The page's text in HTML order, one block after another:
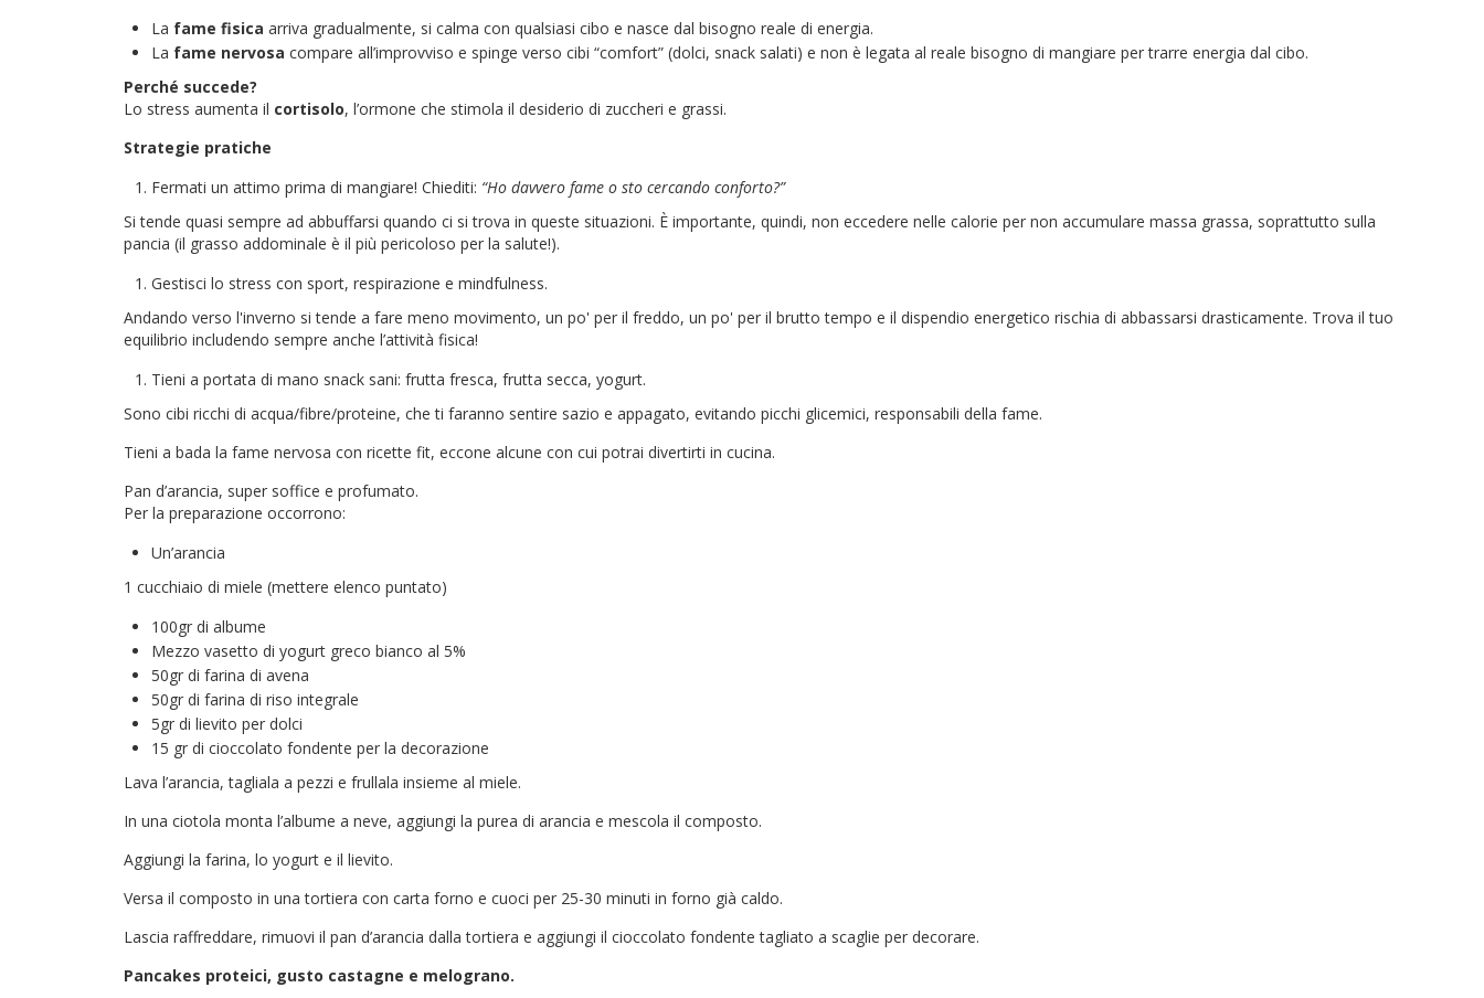
La fame fisica arriva gradualmente, si calma con qualsiasi cibo e nasce dal bisogno reale di energia.
La fame nervosa compare all’improvviso e spinge verso cibi “comfort” (dolci, snack salati) e non è legata al reale bisogno di mangiare per trarre energia dal cibo.
Perché succede?
Lo stress aumenta il cortisolo, l’ormone che stimola il desiderio di zuccheri e grassi.
Strategie pratiche
Fermati un attimo prima di mangiare! Chiediti: “Ho davvero fame o sto cercando conforto?”
Si tende quasi sempre ad abbuffarsi quando ci si trova in queste situazioni. È importante, quindi, non eccedere nelle calorie per non accumulare massa grassa, soprattutto sulla
pancia (il grasso addominale è il più pericoloso per la salute!).
Gestisci lo stress con sport, respirazione e mindfulness.
Andando verso l'inverno si tende a fare meno movimento, un po' per il freddo, un po' per il brutto tempo e il dispendio energetico rischia di abbassarsi drasticamente. Trova il tuo
equilibrio includendo sempre anche l’attività fisica!
Tieni a portata di mano snack sani: frutta fresca, frutta secca, yogurt.
Sono cibi ricchi di acqua/fibre/proteine, che ti faranno sentire sazio e appagato, evitando picchi glicemici, responsabili della fame.
Tieni a bada la fame nervosa con ricette fit, eccone alcune con cui potrai divertirti in cucina.
Pan d’arancia, super soffice e profumato.
Per la preparazione occorrono:
Un’arancia
1 cucchiaio di miele (mettere elenco puntato)
100gr di albume
Mezzo vasetto di yogurt greco bianco al 5%
50gr di farina di avena
50gr di farina di riso integrale
5gr di lievito per dolci
15 gr di cioccolato fondente per la decorazione
Lava l’arancia, tagliala a pezzi e frullala insieme al miele.
In una ciotola monta l’albume a neve, aggiungi la purea di arancia e mescola il composto.
Aggiungi la farina, lo yogurt e il lievito.
Versa il composto in una tortiera con carta forno e cuoci per 25-30 minuti in forno già caldo.
Lascia raffreddare, rimuovi il pan d’arancia dalla tortiera e aggiungi il cioccolato fondente tagliato a scaglie per decorare.
Pancakes proteici, gusto castagne e melograno.